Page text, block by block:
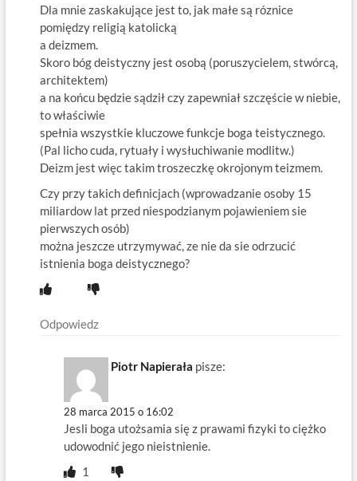
Dla mnie zaskakujące jest to, jak małe są róznice
pomiędzy religią katolicką
a deizmem.
Skoro bóg deistyczny jest osobą (poruszycielem, stwórcą,
architektem)
a na końcu będzie sądził czy zapewniał szczęście w niebie,
to właściwie
spełnia wszystkie kluczowe funkcje boga teistycznego.
(Pal licho cuda, rytuały i wysłuchiwanie modlitw.)
Deizm jest więc takim troszeczkę okrojonym teizmem.
Czy przy takich definicjach (wprowadzanie osoby 15
miliardow lat przed niespodzianym pojawieniem sie
pierwszych osób)
można jeszcze utrzymywać, ze nie da sie odrzucić
istnienia boga deistycznego?
Odpowiedz
Piotr Napierała pisze:
28 marca 2015 o 16:02
Jesli boga utożsamia się z prawami fizyki to ciężko
udowodnić jego nieistnienie.
1